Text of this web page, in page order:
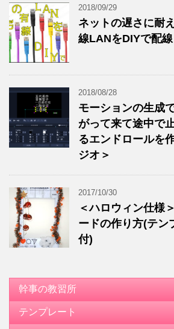
2018/09/29
ネットの遅さに耐
線LANをDIYで配
2018/08/28
モーションの生成
がって来て途中で
るエンドロールを
ジオ＞
2017/10/30
＜ハロウィン仕様
ードの作り方(テン
付)
幹事の教習所
テンプレート